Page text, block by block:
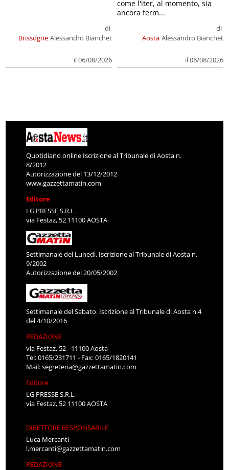
Brissogne
di
Alessandro Bianchet
il 06/08/2026
Aosta
di
Alessandro Bianchet
il 06/08/2026
come l'iter, al momento, sia
ancora ferm...
Quotidiano online Iscrizione al Tribunale di Aosta n.
8/2012
Autorizzazione del 13/12/2012
www.gazzettamatin.com
Editore
LG PRESSE S.R.L.
via Festaz, 52 11100 AOSTA
Settimanale del Lunedì. Iscrizione al Tribunale di Aosta n.
9/2002
Autorizzazione del 20/05/2002
Settimanale del Sabato. Iscrizione al Tribunale di Aosta n.4
del 4/10/2016
REDAZIONE
via Festaz, 52 - 11100 Aosta
Tel: 0165/231711 - Fax: 0165/1820141
Mail:segreteria@gazzettamatin.com
Editore
LG PRESSE S.R.L.
via Festaz, 52 11100 AOSTA
DIRETTORE RESPONSABILE
Luca Mercanti
l.mercanti@gazzettamatin.com
REDAZIONE